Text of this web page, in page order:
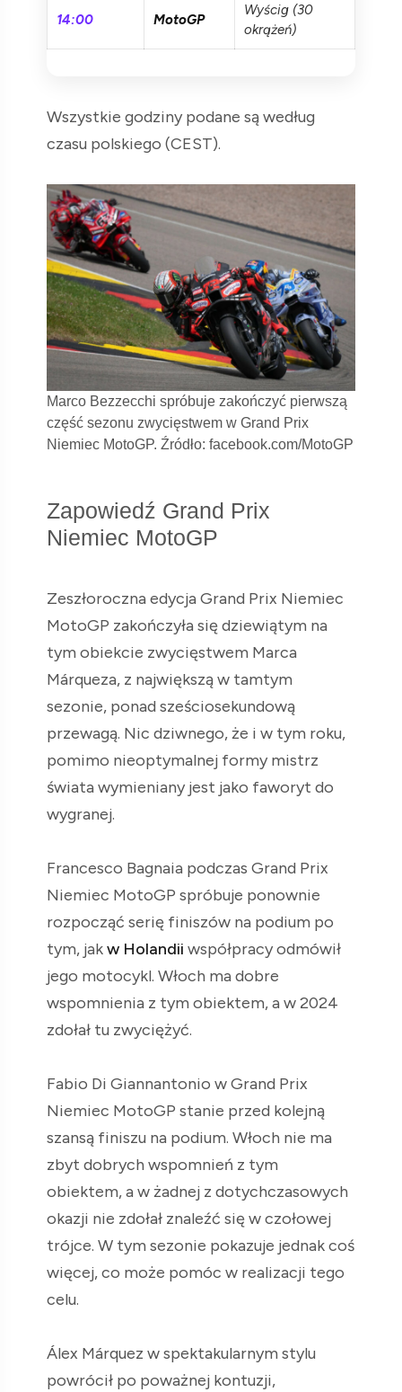
14:00 MotoGP
Wyścig (30
okrążeń)
Wszystkie godziny podane są według
czasu polskiego (CEST).
Marco Bezzecchi spróbuje zakończyć pierwszą
część sezonu zwycięstwem w Grand Prix
Niemiec MotoGP. Źródło: facebook.com/MotoGP
Zapowiedź Grand Prix
Niemiec MotoGP
Zeszłoroczna edycja Grand Prix Niemiec
MotoGP zakończyła się dziewiątym na
tym obiekcie zwycięstwem Marca
Márqueza, z największą w tamtym
sezonie, ponad sześciosekundową
przewagą. Nic dziwnego, że i w tym roku,
pomimo nieoptymalnej formy mistrz
świata wymieniany jest jako faworyt do
wygranej.
Francesco Bagnaia podczas Grand Prix
Niemiec MotoGP spróbuje ponownie
rozpocząć serię finiszów na podium po
tym, jakw Holandii współpracy odmówił
jego motocykl. Włoch ma dobre
wspomnienia z tym obiektem, a w 2024
zdołał tu zwyciężyć.
Fabio Di Giannantonio w Grand Prix
Niemiec MotoGP stanie przed kolejną
szansą finiszu na podium. Włoch nie ma
zbyt dobrych wspomnień z tym
obiektem, a w żadnej z dotychczasowych
okazji nie zdołał znaleźć się w czołowej
trójce. W tym sezonie pokazuje jednak coś
więcej, co może pomóc w realizacji tego
celu.
Álex Márquez w spektakularnym stylu
powrócił po poważnej kontuzji,